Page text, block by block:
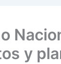
y